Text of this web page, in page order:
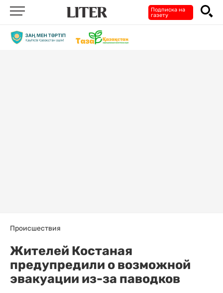
Подписка на
газету
Происшествия
Жителей Костаная
предупредили о возможной
эвакуации из-за паводков